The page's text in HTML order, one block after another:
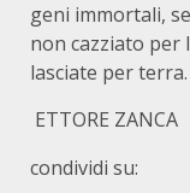
geni immortali,
non cazziato per
lasciate per terra.
ETTORE ZANCA
condividi su: